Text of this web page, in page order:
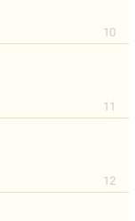
10
11
12